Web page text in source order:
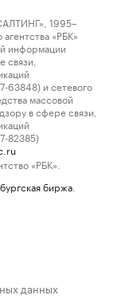
1995–
«РБК»
информации
связи,
63848) и сетевого
массовой
в сфере связи,
82385)
«РБК».
биржа
данных